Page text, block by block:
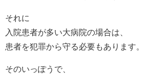
それに
入院患者が多い大病院の場合は、
患者を犯罪から守る必要もあります。
そのいっぽうで、